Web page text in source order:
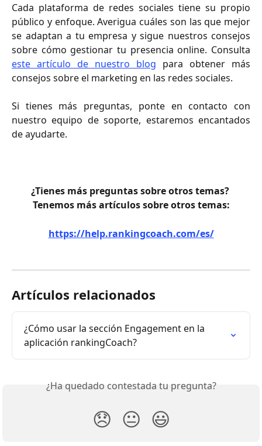
Cada plataforma de redes sociales tiene su propio
público y enfoque. Averigua cuáles son las que mejor
se adaptan a tu empresa y sigue nuestros consejos
sobre cómo gestionar tu presencia online. Consulta
este artículo de nuestro blog para obtener más
consejos sobre el marketing en las redes sociales.
Si tienes más preguntas, ponte en contacto con
nuestro equipo de soporte, estaremos encantados
de ayudarte.
¿Tienes más preguntas sobre otros temas?
Tenemos más artículos sobre otros temas:
https://help.rankingcoach.com/es/
Artículos relacionados
¿Cómo usar la sección Engagement en la
aplicación rankingCoach?
¿Ha quedado contestada tu pregunta?
😞 😐 😃